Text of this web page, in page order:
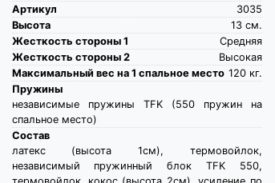
Артикул
3035
Высота
см.
13
Жесткость стороны 1
Средняя
Жесткость стороны 2
Высокая
Максимальный вес на 1 спальное место
кг.
120
Пружины
независимые пружины TFK (550 пружин на
спальное место)
Состав
латекс (высота 1см), термовойлок,
независимый пружинный блок TFK 550,